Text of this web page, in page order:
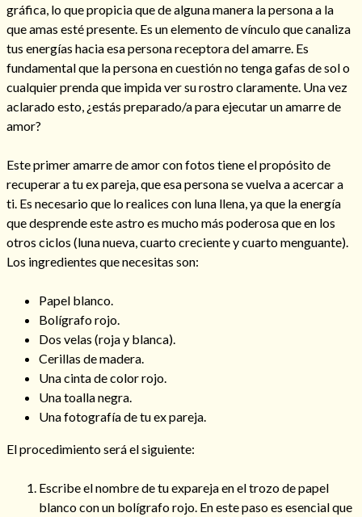
gráfica, lo que propicia que de alguna manera la persona a la
que amas esté presente. Es un elemento de vínculo que canaliza
tus energías hacia esa persona receptora del amarre. Es
fundamental que la persona en cuestión no tenga gafas de sol o
cualquier prenda que impida ver su rostro claramente. Una vez
aclarado esto, ¿estás preparado/a para ejecutar un amarre de
amor?
Este primer amarre de amor con fotos tiene el propósito de
recuperar a tu ex pareja, que esa persona se vuelva a acercar a
ti. Es necesario que lo realices con luna llena, ya que la energía
que desprende este astro es mucho más poderosa que en los
otros ciclos (luna nueva, cuarto creciente y cuarto menguante).
Los ingredientes que necesitas son:
Papel blanco.
Bolígrafo rojo.
Dos velas (roja y blanca).
Cerillas de madera.
Una cinta de color rojo.
Una toalla negra.
Una fotografía de tu ex pareja.
El procedimiento será el siguiente:
Escribe el nombre de tu expareja en el trozo de papel
blanco con un bolígrafo rojo. En este paso es esencial que